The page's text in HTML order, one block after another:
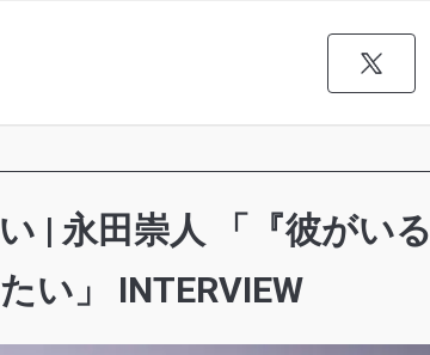
| 永田崇人 「『彼がいる
い」 INTERVIEW